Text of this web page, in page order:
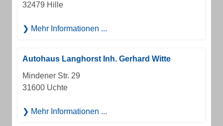
32479 Hille
Mehr Informationen ...
Autohaus Langhorst Inh. Gerhard Witte
Mindener Str. 29
31600 Uchte
Mehr Informationen ...